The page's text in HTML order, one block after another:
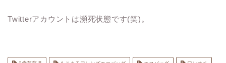
Twitterアカウントは瀕死状態です(笑)。